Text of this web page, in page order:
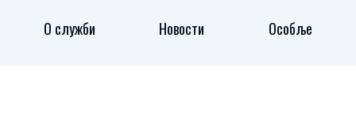
О служби Новости Особље